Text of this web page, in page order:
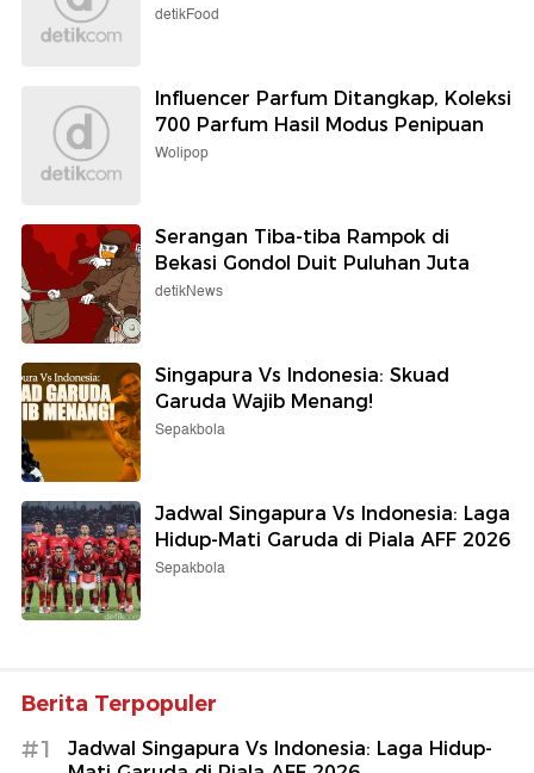
detikFood
Influencer Parfum Ditangkap, Koleksi
700 Parfum Hasil Modus Penipuan
Wolipop
Serangan Tiba-tiba Rampok di
Bekasi Gondol Duit Puluhan Juta
detikNews
Singapura Vs Indonesia: Skuad
Garuda Wajib Menang!
Sepakbola
Jadwal Singapura Vs Indonesia: Laga
Hidup-Mati Garuda di Piala AFF 2026
Sepakbola
Berita Terpopuler
#1
Jadwal Singapura Vs Indonesia: Laga Hidup-